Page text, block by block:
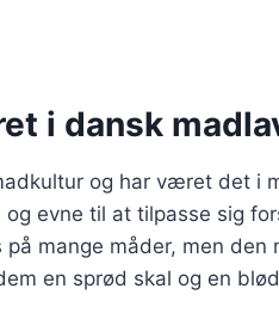
i dansk
og har været det i
evne til at tilpasse sig
mange måder, men
en sprød skal og en